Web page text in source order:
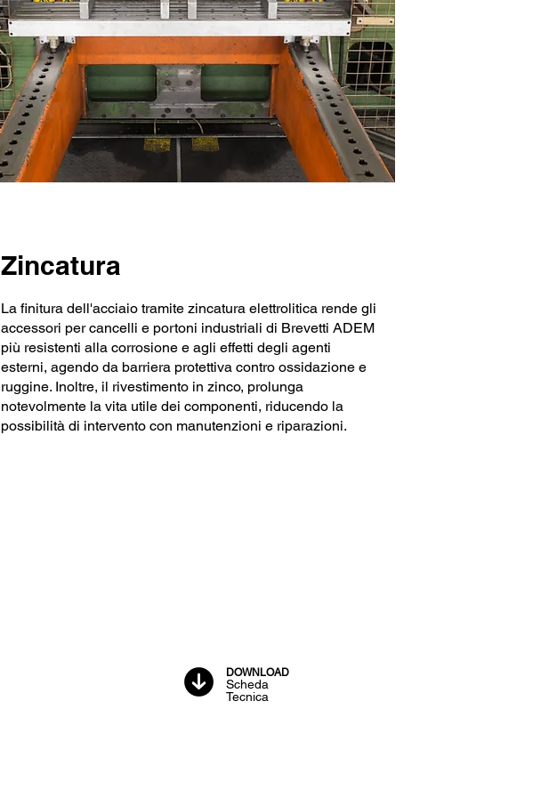
Zincatura
La finitura dell'acciaio tramite zincatura elettrolitica rende gli
accessori per cancelli e portoni industriali di Brevetti ADEM
più resistenti alla corrosione e agli effetti degli agenti
esterni, agendo da barriera protettiva contro ossidazione e
ruggine. Inoltre, il rivestimento in zinco, prolunga
notevolmente la vita utile dei componenti, riducendo la
possibilità di intervento con manutenzioni e riparazioni.
DOWNLOAD
Scheda
Tecnica